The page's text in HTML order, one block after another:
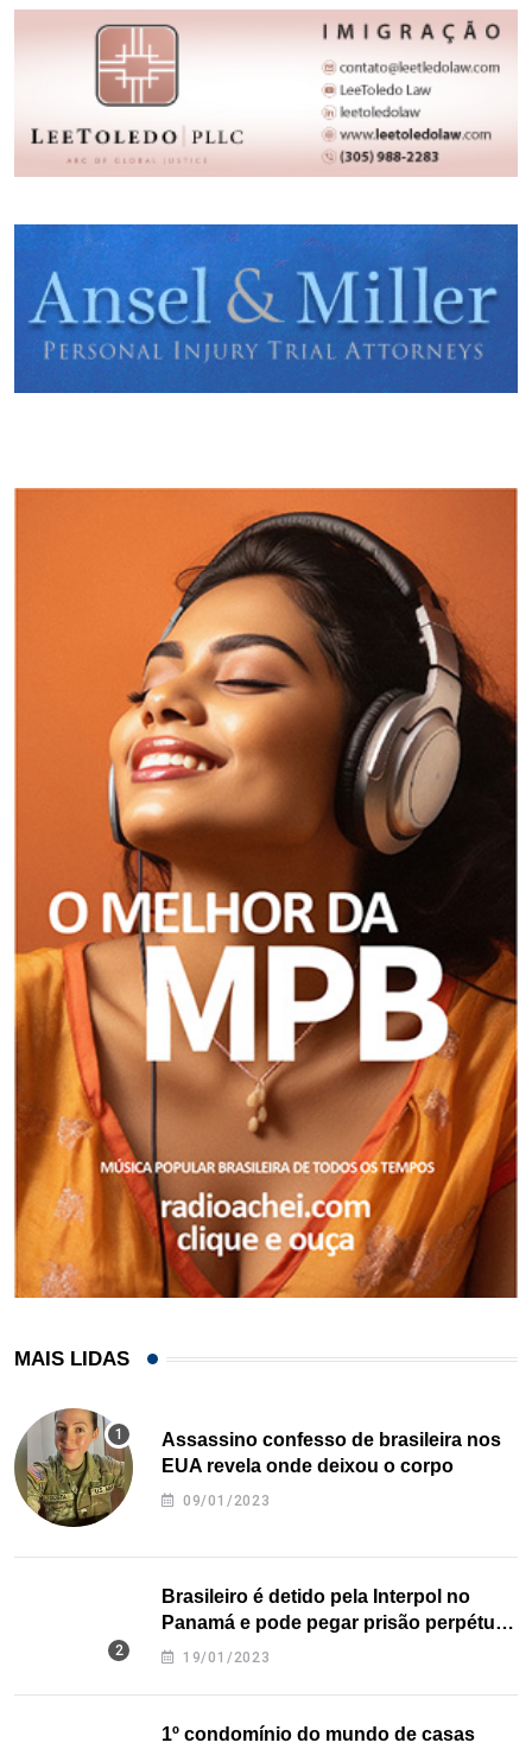
MAIS LIDAS
Assassino confesso de brasileira nos
EUA revela onde deixou o corpo
09/01/2023
Brasileiro é detido pela Interpol no
Panamá e pode pegar prisão perpétua
nos EUA
19/01/2023
1º condomínio do mundo de casas